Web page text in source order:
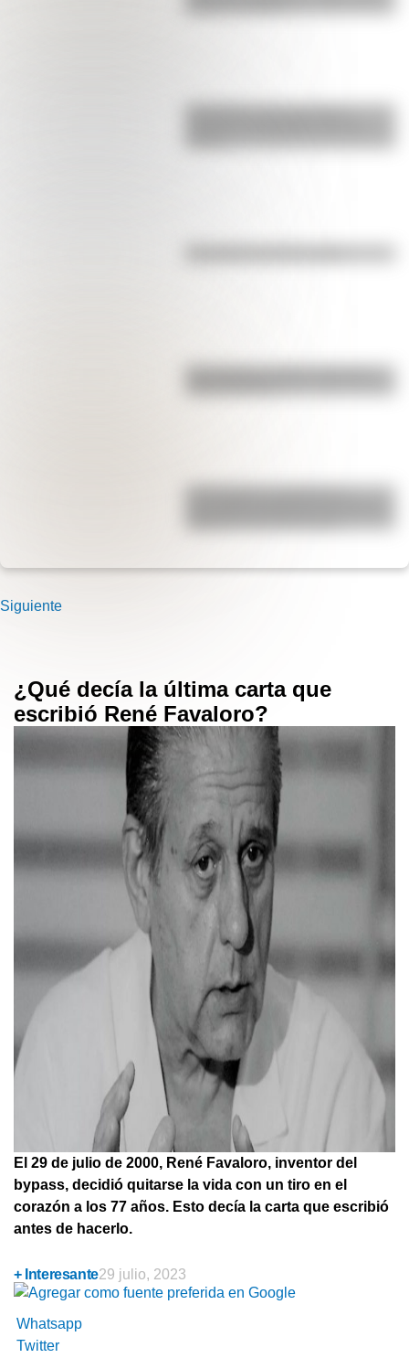
Efemérides: tres cosas que
Pila eléctrica: quién la inventó y
17 de agosto: actividades y
Siguiente
¿Qué decía la última carta que
escribió René Favaloro?
El 29 de julio de 2000, René Favaloro, inventor del
bypass, decidió quitarse la vida con un tiro en el
corazón a los 77 años. Esto decía la carta que escribió
antes de hacerlo.
+ Interesante29 julio, 2023
Whatsapp
Twitter